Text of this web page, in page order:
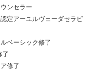
ンセラー
定アーユルヴェーダセラピ
ベーシック修了
了
修了